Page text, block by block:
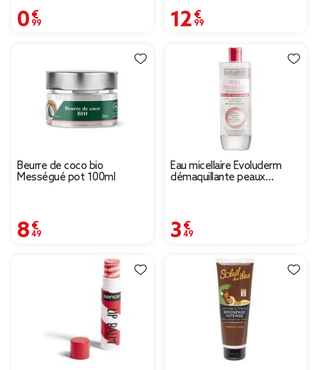
0,99 € 12,99 €
Beurre de coco bio
Mességué pot 100ml
8,49 €
Eau micellaire Evoluderm
démaquillante peaux
3,49 €